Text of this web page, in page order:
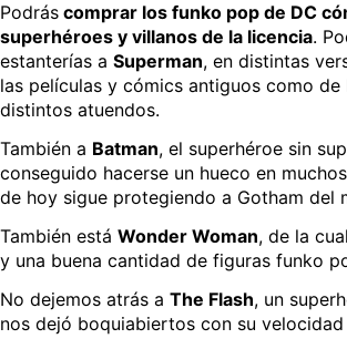
Podrás comprar los funko pop de DC
superhéroes y villanos de la licencia.
estanterías a Superman, en distintas
las películas y cómics antiguos como de
distintos atuendos.
También a Batman, el superhéroe sin
conseguido hacerse un hueco en
de hoy sigue protegiendo a Gotham del
También está Wonder Woman, de la
y una buena cantidad de figuras funko
No dejemos atrás a The Flash, un
nos dejó boquiabiertos con su velocidad